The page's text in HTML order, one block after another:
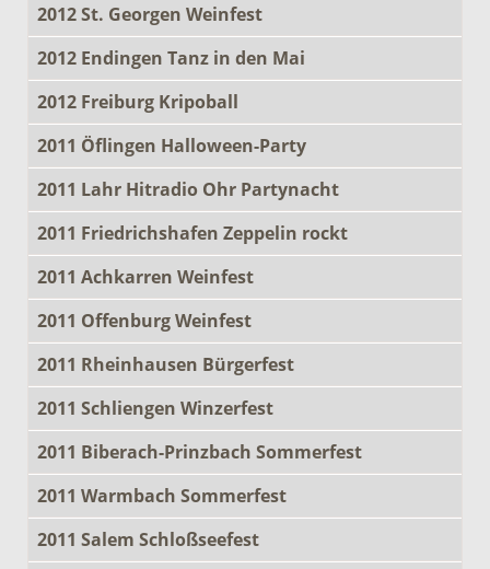
2012 St. Georgen Weinfest
2012 Endingen Tanz in den Mai
2012 Freiburg Kripoball
2011 Öflingen Halloween-Party
2011 Lahr Hitradio Ohr Partynacht
2011 Friedrichshafen Zeppelin rockt
2011 Achkarren Weinfest
2011 Offenburg Weinfest
2011 Rheinhausen Bürgerfest
2011 Schliengen Winzerfest
2011 Biberach-Prinzbach Sommerfest
2011 Warmbach Sommerfest
2011 Salem Schloßseefest